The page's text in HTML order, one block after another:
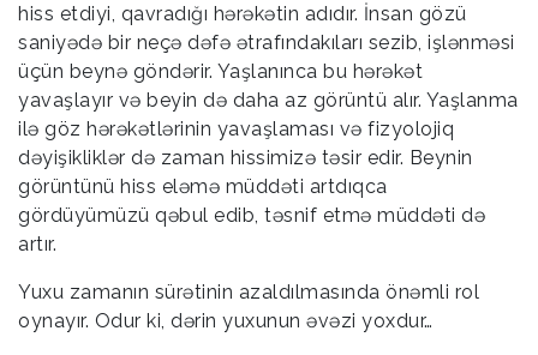
hiss etdiyi, qavradığı hərəkətin adıdır. İnsan gözü
saniyədə bir neçə dəfə ətrafındakıları sezib, işlənməsi
üçün beynə göndərir. Yaşlanınca bu hərəkət
yavaşlayır və beyin də daha az görüntü alır. Yaşlanma
ilə göz hərəkətlərinin yavaşlaması və fizyolojiq
dəyişikliklər də zaman hissimizə təsir edir. Beynin
görüntünü hiss eləmə müddəti artdıqca
gördüyümüzü qəbul edib, təsnif etmə müddəti də
artır.
Yuxu zamanın sürətinin azaldılmasında önəmli rol
oynayır. Odur ki, dərin yuxunun əvəzi yoxdur…